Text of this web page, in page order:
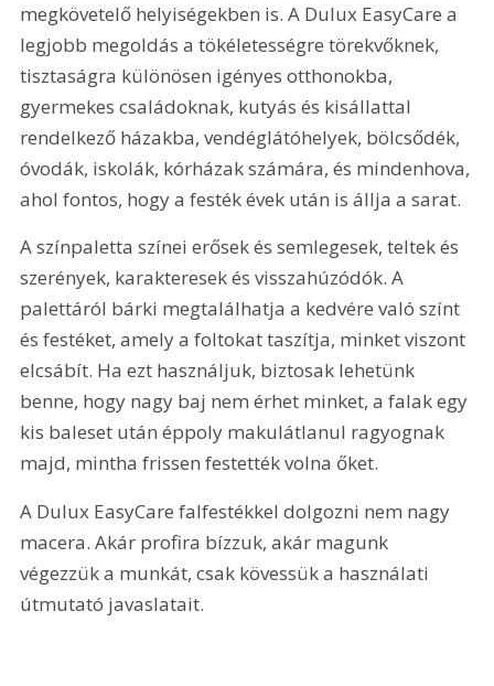
megkövetelő helyiségekben is. A Dulux EasyCare a
legjobb megoldás a tökéletességre törekvőknek,
tisztaságra különösen igényes otthonokba,
gyermekes családoknak, kutyás és kisállattal
rendelkező házakba, vendéglátóhelyek, bölcsődék,
óvodák, iskolák, kórházak számára, és mindenhova,
ahol fontos, hogy a festék évek után is állja a sarat.
A színpaletta színei erősek és semlegesek, teltek és
szerények, karakteresek és visszahúzódók. A
palettáról bárki megtalálhatja a kedvére való színt
és festéket, amely a foltokat taszítja, minket viszont
elcsábít. Ha ezt használjuk, biztosak lehetünk
benne, hogy nagy baj nem érhet minket, a falak egy
kis baleset után éppoly makulátlanul ragyognak
majd, mintha frissen festették volna őket.
A Dulux EasyCare falfestékkel dolgozni nem nagy
macera. Akár profira bízzuk, akár magunk
végezzük a munkát, csak kövessük a használati
útmutató javaslatait.